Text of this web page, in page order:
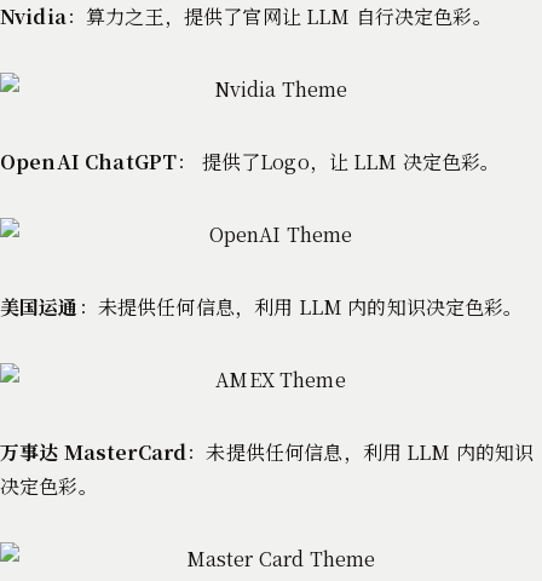
Nvidia：算力之王，提供了官网让 LLM 自行决定色彩。
OpenAI ChatGPT： 提供了Logo，让 LLM 决定色彩。
美国运通 ：未提供任何信息，利用 LLM 内的知识决定色彩。
万事达 MasterCard：未提供任何信息，利用 LLM 内的知识
决定色彩。